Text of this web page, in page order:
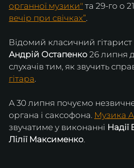
органної музики" та 29-го о
вечір при свічках”.
Відомий класичний гітарист
Андрій Остапенко 26 липня
слухачів тим, як звучить
гітара.
А 30 липня почуємо
органа і саксофона. Музика
звучатиме у виконанні Надії
Лілії Максименко.